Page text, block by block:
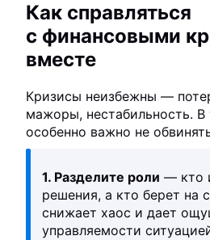
Как справляться
с финансовыми
вместе
Кризисы неизбежны —
мажоры, нестабильность.
особенно важно не
1. Разделите роли — кто
решения, а кто берет на
снижает хаос и дает
управляемости